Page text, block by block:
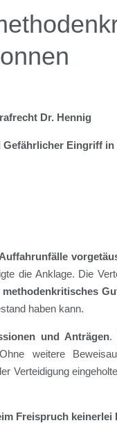
Dr. Hennig
Eingriff in
Auffahrunfälle
die Anklage. Die
methodenkritisches
haben kann.
und Anträgen.
weitere
Verteidigung
Freispruch keinerlei